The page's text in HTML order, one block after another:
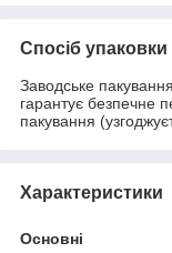
Спосіб упаковки
Заводське
гарантує безпечне
пакування
Характеристики
Основні